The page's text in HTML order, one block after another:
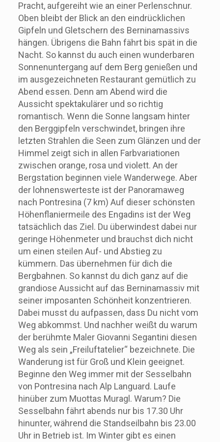
Pracht, aufgereiht wie an einer Perlenschnur.
Oben bleibt der Blick an den eindrücklichen
Gipfeln und Gletschern des Berninamassivs
hängen. Übrigens die Bahn fährt bis spät in die
Nacht. So kannst du auch einen wunderbaren
Sonnenuntergang auf dem Berg genießen und
im ausgezeichneten Restaurant gemütlich zu
Abend essen. Denn am Abend wird die
Aussicht spektakulärer und so richtig
romantisch. Wenn die Sonne langsam hinter
den Berggipfeln verschwindet, bringen ihre
letzten Strahlen die Seen zum Glänzen und der
Himmel zeigt sich in allen Farbvariationen
zwischen orange, rosa und violett. An der
Bergstation beginnen viele Wanderwege. Aber
der lohnenswerteste ist der Panoramaweg
nach Pontresina (7 km) Auf dieser schönsten
Höhenflaniermeile des Engadins ist der Weg
tatsächlich das Ziel. Du überwindest dabei nur
geringe Höhenmeter und brauchst dich nicht
um einen steilen Auf- und Abstieg zu
kümmern. Das übernehmen für dich die
Bergbahnen. So kannst du dich ganz auf die
grandiose Aussicht auf das Berninamassiv mit
seiner imposanten Schönheit konzentrieren.
Dabei musst du aufpassen, dass Du nicht vom
Weg abkommst. Und nachher weißt du warum
der berühmte Maler Giovanni Segantini diesen
Weg als sein „Freiluftatelier“ bezeichnete. Die
Wanderung ist für Groß und Klein geeignet.
Beginne den Weg immer mit der Sesselbahn
von Pontresina nach Alp Languard. Laufe
hinüber zum Muottas Muragl. Warum? Die
Sesselbahn fährt abends nur bis 17.30 Uhr
hinunter, während die Standseilbahn bis 23.00
Uhr in Betrieb ist. Im Winter gibt es einen